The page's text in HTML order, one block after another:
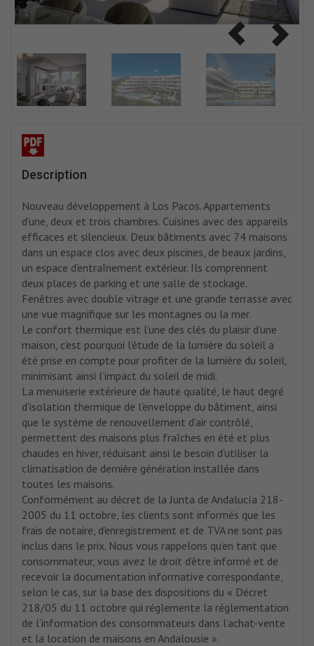
Description
Nouveau développement à Los Pacos. Appartements
d’une, deux et trois chambres. Cuisines avec des appareils
efficaces et silencieux. Deux bâtiments avec 74 maisons
dans un espace clos avec deux piscines, de beaux jardins,
un espace d’entraînement extérieur. Ils comprennent
deux places de parking et une salle de stockage.
Fenêtres avec double vitrage et une grande terrasse avec
une vue magnifique sur les montagnes ou la mer.
Le confort thermique est l’une des clés du plaisir d’une
maison, c’est pourquoi l’étude de la lumière du soleil a
été prise en compte pour profiter de la lumière du soleil,
minimisant ainsi l’impact du soleil de midi.
La menuiserie extérieure de haute qualité, le haut degré
d’isolation thermique de l’enveloppe du bâtiment, ainsi
que le système de renouvellement d’air contrôlé,
permettent des maisons plus fraîches en été et plus
chaudes en hiver, réduisant ainsi le besoin d’utiliser la
climatisation de dernière génération installée dans
toutes les maisons.
Conformément au décret de la Junta de Andalucía 218-
2005 du 11 octobre, les clients sont informés que les
frais de notaire, d’enregistrement et de TVA ne sont pas
inclus dans le prix. Nous vous rappelons qu’en tant que
consommateur, vous avez le droit d’être informé et de
recevoir la documentation informative correspondante,
selon le cas, sur la base des dispositions du « Décret
218/05 du 11 octobre qui réglemente la réglementation
de l’information des consommateurs dans l’achat-vente
et la location de maisons en Andalousie ».